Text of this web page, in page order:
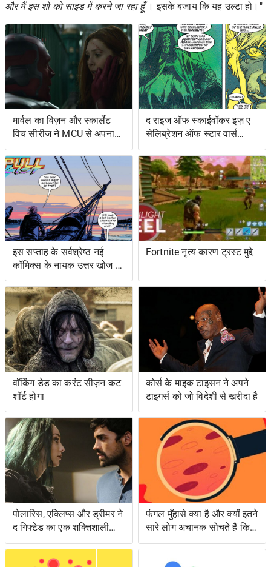
और मैं इस शो को साइड में करने जा रहा हूँ। इसके बजाय कि यह उल्टा हो।"
मार्वल का विज़न और स्कार्लेट
विच सीरीज ने MCU से अपना
शोअरनर चुना
द राइज ऑफ स्काईवॉकर इज़ ए
सेलिब्रेशन ऑफ स्टार वार्स
ओल्ड एक्सटेंडेड यूनिवर्स- एंड
इट्स ग्रेटेस्ट रेस्ट्यूडिएशन
इस सप्ताह के सर्वश्रेष्ठ नई
कॉमिक्स के नायक उत्तर खोज रहे
हैं ... और प्रतिशोध समुद्र पर
Fortnite नृत्य कारण ट्रस्ट मुद्दे
वॉकिंग डेड का करंट सीज़न कट
शॉर्ट होगा
कोर्स के माइक टाइसन ने अपने
टाइगर्स को जो विदेशी से खरीदा है
पोलारिस, एक्लिप्स और ड्रीमर ने
द गिफ्टेड का एक शक्तिशाली
एपिसोड लंगर डाला
फंगल मुँहासे क्या है और क्यों इतने
सारे लोग अचानक सोचते हैं कि
उनके पास क्या है?